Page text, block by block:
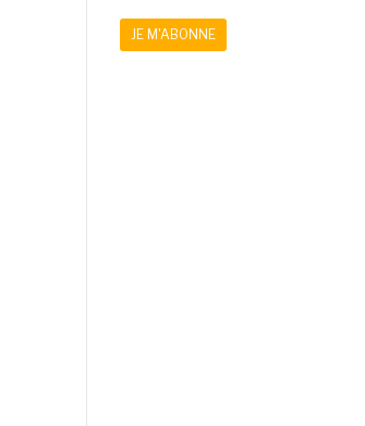
JE M'ABONNE